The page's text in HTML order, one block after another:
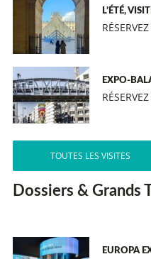
L’ÉTÉ,
EXPO-
TOUTES LES VISITES
Dossiers & Grands
EUROPA